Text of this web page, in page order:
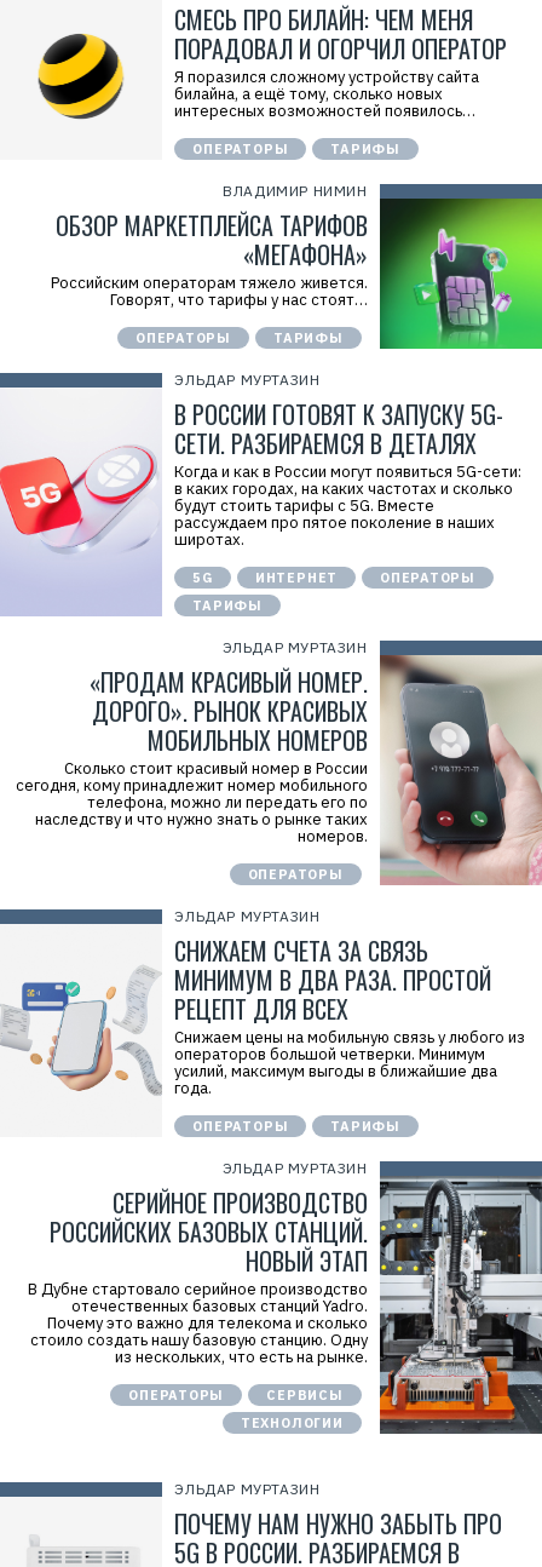
СМЕСЬ ПРО БИЛАЙН: ЧЕМ МЕНЯ
ПОРАДОВАЛ И ОГОРЧИЛ ОПЕРАТОР
Я поразился сложному устройству сайта
билайна, а ещё тому, сколько новых
интересных возможностей появилось…
ОПЕРАТОРЫ ТАРИФЫ
ВЛАДИМИР НИМИН
ОБЗОР МАРКЕТПЛЕЙСА ТАРИФОВ
«МЕГАФОНА»
Российским операторам тяжело живется.
Говорят, что тарифы у нас стоят…
ОПЕРАТОРЫ ТАРИФЫ
ЭЛЬДАР МУРТАЗИН
В РОССИИ ГОТОВЯТ К ЗАПУСКУ 5G-
СЕТИ. РАЗБИРАЕМСЯ В ДЕТАЛЯХ
Когда и как в России могут появиться 5G-сети:
в каких городах, на каких частотах и сколько
будут стоить тарифы с 5G. Вместе
рассуждаем про пятое поколение в наших
широтах.
5G ИНТЕРНЕТ
ОПЕРАТОРЫ
ТАРИФЫ
ЭЛЬДАР МУРТАЗИН
«ПРОДАМ КРАСИВЫЙ НОМЕР.
ДОРОГО». РЫНОК КРАСИВЫХ
МОБИЛЬНЫХ НОМЕРОВ
Сколько стоит красивый номер в России
сегодня, кому принадлежит номер мобильного
телефона, можно ли передать его по
наследству и что нужно знать о рынке таких
номеров.
ОПЕРАТОРЫ
ЭЛЬДАР МУРТАЗИН
СНИЖАЕМ СЧЕТА ЗА СВЯЗЬ
МИНИМУМ В ДВА РАЗА. ПРОСТОЙ
РЕЦЕПТ ДЛЯ ВСЕХ
Снижаем цены на мобильную связь у любого из
операторов большой четверки. Минимум
усилий, максимум выгоды в ближайшие два
года.
ОПЕРАТОРЫ ТАРИФЫ
ЭЛЬДАР МУРТАЗИН
СЕРИЙНОЕ ПРОИЗВОДСТВО
РОССИЙСКИХ БАЗОВЫХ СТАНЦИЙ.
НОВЫЙ ЭТАП
В Дубне стартовало серийное производство
отечественных базовых станций Yadro.
Почему это важно для телекома и сколько
стоило создать нашу базовую станцию. Одну
из нескольких, что есть на рынке.
ОПЕРАТОРЫ
СЕРВИСЫ
ТЕХНОЛОГИИ
ЭЛЬДАР МУРТАЗИН
ПОЧЕМУ НАМ НУЖНО ЗАБЫТЬ ПРО
5G В РОССИИ. РАЗБИРАЕМСЯ В
а
в
э
й
»
И
Н
:
7
7
1